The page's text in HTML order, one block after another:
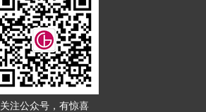
关注公众号，有惊喜